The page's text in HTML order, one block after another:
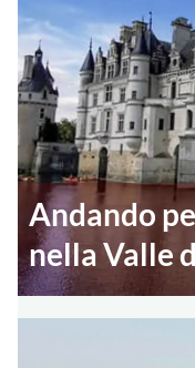
Andando
nella Valle